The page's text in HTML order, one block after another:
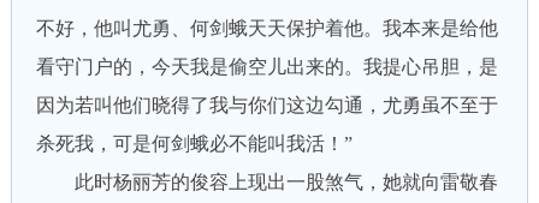
不好，他叫尤勇、何剑蛾天天保护着他。我本来是给他
看守门户的，今天我是偷空儿出来的。我提心吊胆，是
因为若叫他们晓得了我与你们这边勾通，尤勇虽不至于
杀死我，可是何剑蛾必不能叫我活！”
此时杨丽芳的俊容上现出一股煞气，她就向雷敬春